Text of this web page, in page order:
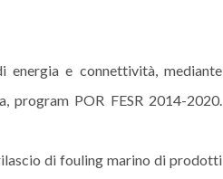
energia e connettività, mediante
program POR FESR 2014-2020.
di fouling marino di prodotti